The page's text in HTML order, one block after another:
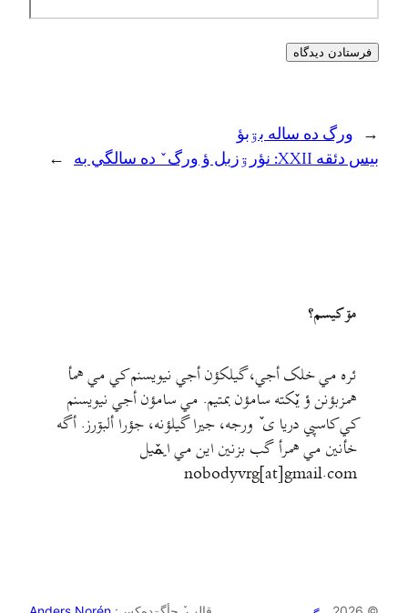
←
ورگ ده ساله بۊبؤ
بيس دئقه XXII: نؤرۊزبل ؤ ورگˇ ده سالگي به
→
مۊ کيسم؟
ئره مي خلک أجي، گيلکؤن أجي نيويسنم کي مي همأ
همزبؤنن ؤ يٚکته سامؤن بمتيم. مي سامؤن أجي نيويسنم
کي کاسپي دريا ی ٚ ورجه، جيرا گيلؤنه، جؤرا ألبۊرز. أگه
خأنين مي همرأ گب بزنين اين مي ايمٚیل‌ ‌
nobodyvrg[at]gmail.com